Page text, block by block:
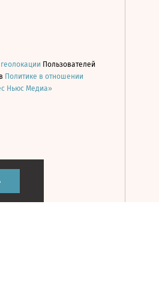
Пользователей
Политике в отношении
Ньюс Медиа»